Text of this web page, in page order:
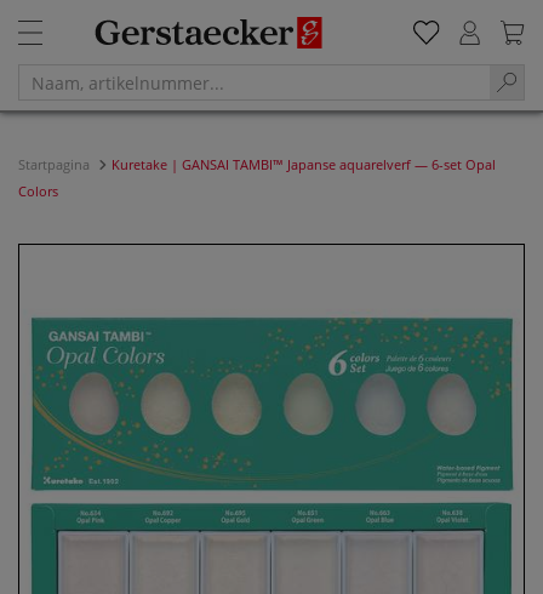
Startpagina
Kuretake | GANSAI TAMBI™ Japanse aquarelverf — 6-set Opal
Colors